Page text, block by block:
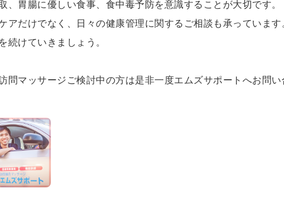
、胃腸に優しい食事、食中毒予防を意識することが大切です。
アだけでなく、日々の健康管理に関するご相談も承っていま
けていきましょう。
問マッサージご検討中の方は是非一度エムズサポートへお問